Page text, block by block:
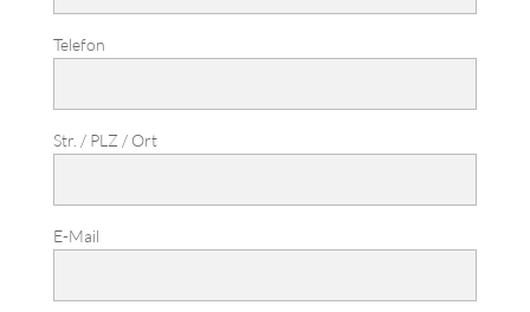
Telefon
Str. / PLZ / Ort
E-Mail